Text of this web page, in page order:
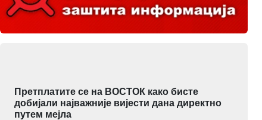
Претплатите се на ВОСТОК како бисте
добијали најважније вијести дана директно
путем мејла